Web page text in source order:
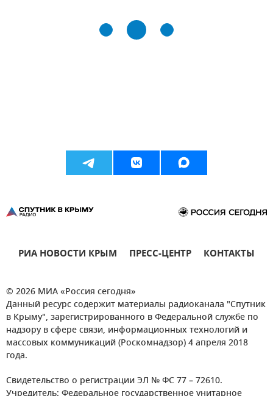
РИА НОВОСТИ КРЫМ ПРЕСС-ЦЕНТР КОНТАКТЫ
© 2026 МИА «Россия сегодня»
Данный ресурс содержит материалы радиоканала "Спутник
в Крыму", зарегистрированного в Федеральной службе по
надзору в сфере связи, информационных технологий и
массовых коммуникаций (Роскомнадзор) 4 апреля 2018
года.
Свидетельство о регистрации ЭЛ № ФС 77 – 72610.